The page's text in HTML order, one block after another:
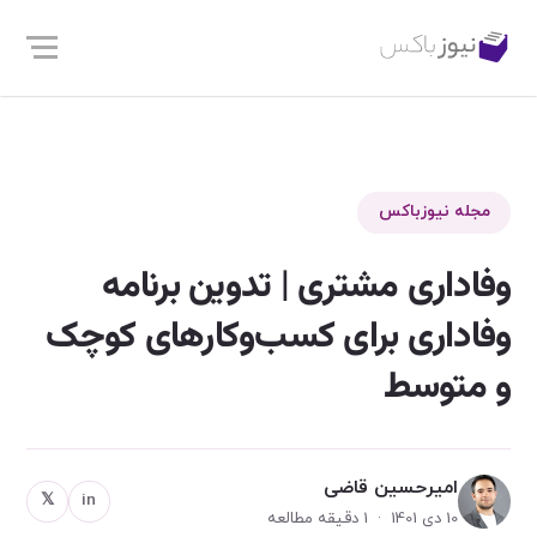
مجله نیوزباکس
وفاداری مشتری | تدوین برنامه
وفاداری برای کسب‌وکارهای کوچک
و متوسط
امیرحسین قاضی
10 دی 1401 · 1 دقیقه مطالعه
in
𝕏